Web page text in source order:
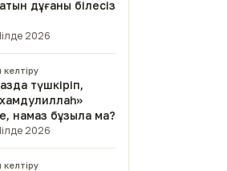
дұғаны білесіз
2026
түшкіріп,
намаз бұзыла ма?
2026